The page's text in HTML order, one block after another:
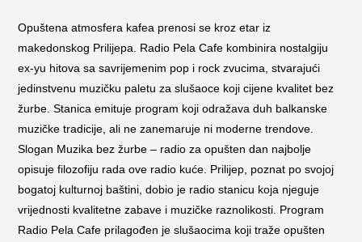
Opuštena atmosfera kafea prenosi se kroz etar iz
makedonskog Prilijepa. Radio Pela Cafe kombinira nostalgiju
ex-yu hitova sa savrijemenim pop i rock zvucima, stvarajući
jedinstvenu muzičku paletu za slušaoce koji cijene kvalitet bez
žurbe. Stanica emituje program koji odražava duh balkanske
muzičke tradicije, ali ne zanemaruje ni moderne trendove.
Slogan Muzika bez žurbe – radio za opušten dan najbolje
opisuje filozofiju rada ove radio kuće. Prilijep, poznat po svojoj
bogatoj kulturnoj baštini, dobio je radio stanicu koja njeguje
vrijednosti kvalitetne zabave i muzičke raznolikosti. Program
Radio Pela Cafe prilagođen je slušaocima koji traže opušten